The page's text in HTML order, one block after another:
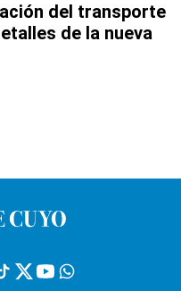
del transporte
de la nueva